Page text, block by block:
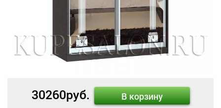
30260руб. В корзину